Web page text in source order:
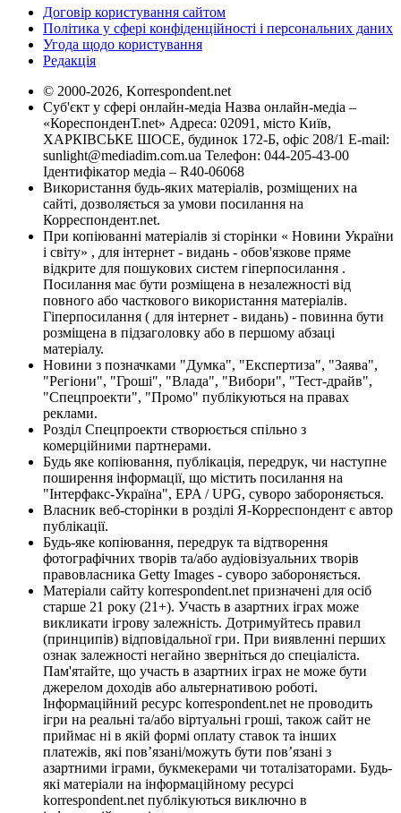
Договір користування сайтом
Політика у сфері конфіденційності і персональних даних
Угода щодо користування
Редакція
© 2000-2026, Korrespondent.net
Суб'єкт у сфері онлайн-медіа Назва онлайн-медіа –
«КореспонденТ.net» Адреса: 02091, місто Київ,
ХАРКІВСЬКЕ ШОСЕ, будинок 172-Б, офіс 208/1 E-mail:
sunlight@mediadim.com.ua Телефон: 044-205-43-00
Ідентифікатор медіа – R40-06068
Використання будь-яких матеріалів, розміщених на
сайті, дозволяється за умови посилання на
Корреспондент.net.
При копіюванні матеріалів зі сторінки « Новини України
і світу» , для інтернет - видань - обов'язкове пряме
відкрите для пошукових систем гіперпосилання .
Посилання має бути розміщена в незалежності від
повного або часткового використання матеріалів.
Гіперпосилання ( для інтернет - видань) - повинна бути
розміщена в підзаголовку або в першому абзаці
матеріалу.
Новини з позначками "Думка", "Експертиза", "Заява",
"Регіони", "Гроші", "Влада", "Вибори", "Тест-драйв",
"Спецпроекти", "Промо" публікуються на правах
реклами.
Розділ Спецпроекти створюється спільно з
комерційними партнерами.
Будь яке копіювання, публікація, передрук, чи наступне
поширення інформації, що містить посилання на
"Інтерфакс-Україна", EPA / UPG, суворо забороняється.
Власник веб-сторінки в розділі Я-Корреспондент є автор
публікації.
Будь-яке копіювання, передрук та відтворення
фотографічних творів та/або аудіовізуальних творів
правовласника Getty Images - суворо забороняється.
Матеріали сайту korrespondent.net призначені для осіб
старше 21 року (21+). Участь в азартних іграх може
викликати ігрову залежність. Дотримуйтесь правил
(принципів) відповідальної гри. При виявленні перших
ознак залежності негайно зверніться до спеціаліста.
Пам'ятайте, що участь в азартних іграх не може бути
джерелом доходів або альтернативою роботі.
Інформаційний ресурс korrespondent.net не проводить
ігри на реальні та/або віртуальні гроші, також сайт не
приймає ні в якій формі оплату ставок та інших
платежів, які пов’язані/можуть бути пов’язані з
азартними іграми, букмекерами чи тоталізаторами. Будь-
які матеріали на інформаційному ресурсі
korrespondent.net публікуються виключно в